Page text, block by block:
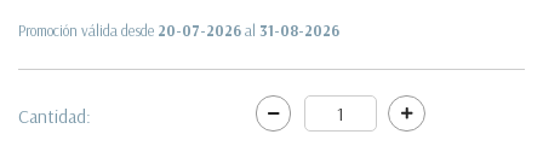
Promoción válida desde 20-07-2026al 31-08-2026
Cantidad: